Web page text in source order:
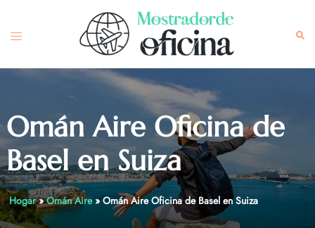
content
Toggle
Omán Aire Oficina de
Basel en Suiza
Hogar»Omán Aire»Omán Aire Oficina de Basel en Suiza